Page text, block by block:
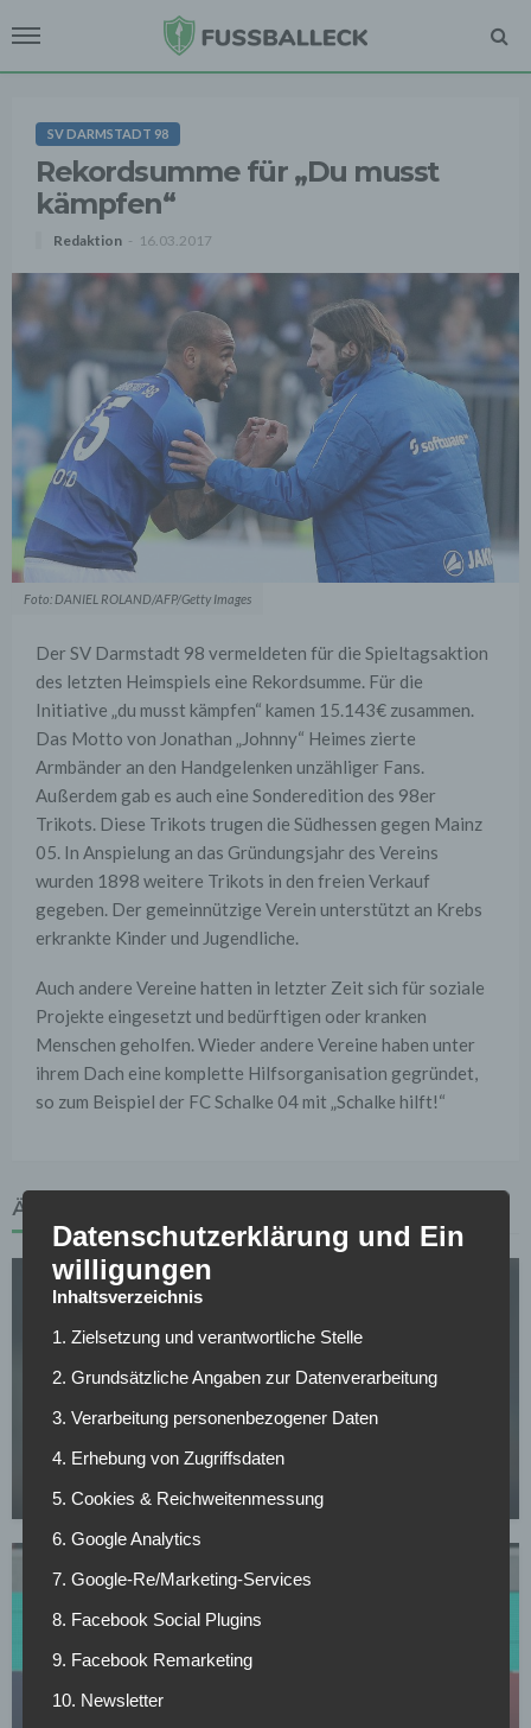
SV DARMSTADT 98
Rekordsumme für „Du musst
kämpfen“
Redaktion 16.03.2017
Foto: DANIEL ROLAND/AFP/Getty Images
Der SV Darmstadt 98 vermeldeten für die Spieltagsaktion
des letzten Heimspiels eine Rekordsumme. Für die
Initiative „du musst kämpfen“ kamen 15.143€ zusammen.
Das Motto von Jonathan „Johnny“ Heimes zierte
Armbänder an den Handgelenken unzähliger Fans.
Außerdem gab es auch eine Sonderedition des 98er
Trikots. Diese Trikots trugen die Südhessen gegen Mainz
05. In Anspielung an das Gründungsjahr des Vereins
wurden 1898 weitere Trikots in den freien Verkauf
gegeben. Der gemeinnützige Verein unterstützt an Krebs
erkrankte Kinder und Jugendliche.
Auch andere Vereine hatten in letzter Zeit sich für soziale
Projekte eingesetzt und bedürftigen oder kranken
Menschen geholfen. Wieder andere Vereine haben unter
ihrem Dach eine komplette Hilfsorganisation gegründet,
so zum Beispiel der FC Schalke 04 mit „Schalke hilft!“
ÄHNLICHE ARTIKEL
Kohfeldt
07.05.2026
Datenschutzerklärung und Ein
willigungen
Inhaltsverzeichnis
1. Zielsetzung und verantwortliche Stelle
2. Grundsätzliche Angaben zur Datenverarbeitung
3. Verarbeitung personenbezogener Daten
4. Erhebung von Zugriffsdaten
5. Cookies & Reichweitenmessung
6. Google Analytics
7. Google-Re/Marketing-Services
8. Facebook Social Plugins
9. Facebook Remarketing
10. Newsletter